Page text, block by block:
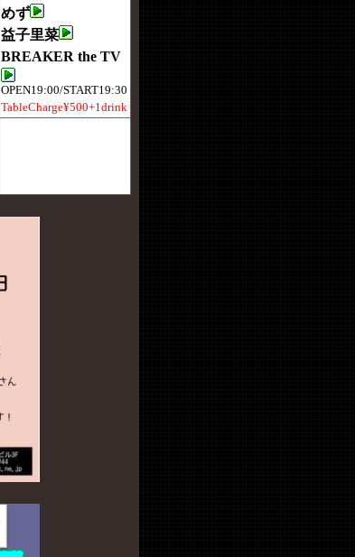
めず
益子里菜
BREAKER the TV
OPEN19:00/START19:30
TableCharge¥500+1drink